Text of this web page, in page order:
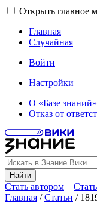
Открыть главное
Главная
Случайная
Войти
Настройки
О «Базе знаний»
Отказ от
Найти
Стать автором
Главная /Статьи /